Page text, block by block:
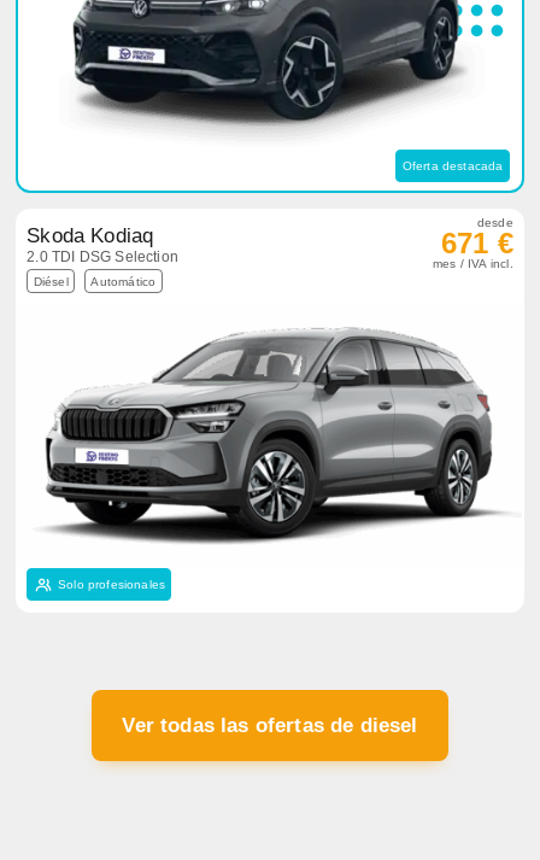
Oferta destacada
Skoda Kodiaq
2.0 TDI DSG Selection
Diésel Automático
desde
671 €
mes / IVA incl.
Solo profesionales
Ver todas las ofertas de diesel